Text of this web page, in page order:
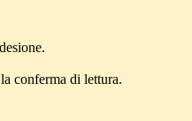
conferma di lettura.